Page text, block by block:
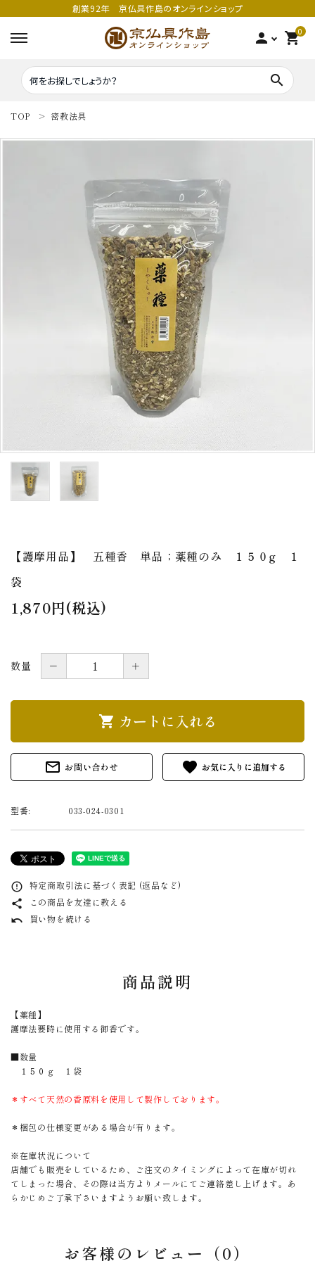
創業92年 京仏具作島のオンラインショップ
person 0
shopping_cart
search
密教法具
お問い合わせ
TOP 密教法具
【護摩用品】 五種香 単品；薬種のみ １５０g １
袋
1,870円(税込)
数量 － ＋
shopping_cart カートに入れる
mail_outline お問い合わせ favorite
型番: 033-024-0301
error_outline 特定商取引法に基づく表記 (返品など)
share この商品を友達に教える
undo 買い物を続ける
商品説明
【薬種】
護摩法要時に使用する御香です。
■数量
１５０ｇ １袋
＊すべて天然の香原料を使用して製作しております。
＊梱包の仕様変更がある場合が有ります。
※在庫状況について
店舗でも販売をしているため、ご注文のタイミングによって在庫が切れ
てしまった場合、その際は当方よりメールにてご連絡差し上げます。あ
らかじめご了承下さいますようお願い致します。
お客様のレビュー（0）